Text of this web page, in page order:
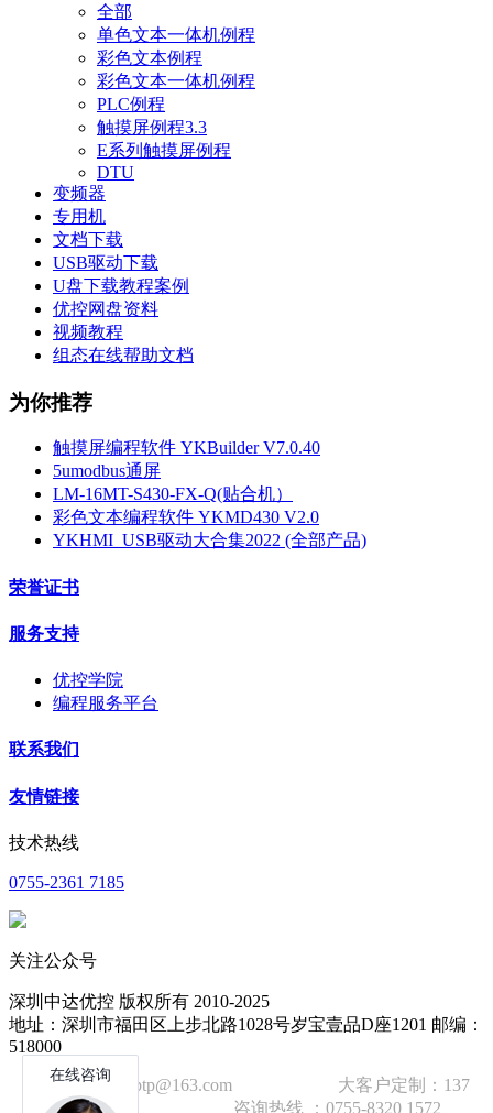
全部
单色文本一体机例程
彩色文本例程
彩色文本一体机例程
PLC例程
触摸屏例程3.3
E系列触摸屏例程
DTU
变频器
专用机
文档下载
USB驱动下载
U盘下载教程案例
优控网盘资料
视频教程
组态在线帮助文档
为你推荐
触摸屏编程软件 YKBuilder V7.0.40
5umodbus通屏
LM-16MT-S430-FX-Q(贴合机）
彩色文本编程软件 YKMD430 V2.0
YKHMI_USB驱动大合集2022 (全部产品)
荣誉证书
服务支持
优控学院
编程服务平台
联系我们
友情链接
技术热线
0755-2361 7185
关注公众号
深圳中达优控 版权所有 2010-2025
地址：深圳市福田区上步北路1028号岁宝壹品D座1201 邮编：
518000
技术邮箱：wzbtp@163.com 大客户定制：137
1392 2586 咨询热线 ：0755-8320 1572